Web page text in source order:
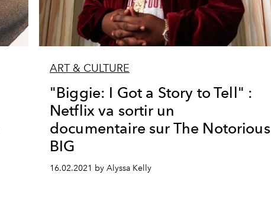
ART & CULTURE
"Biggie: I Got a Story to Tell" :
Netflix va sortir un
documentaire sur The Notorious
BIG
16.02.2021 by Alyssa Kelly